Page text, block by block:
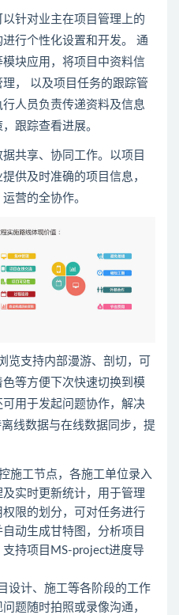
针对业主在项目管理上的
行个性化设置和开发。 通
块应用，将项目中资料信
， 以及项目任务的跟踪管
人员负责传递资料及信息
跟踪查看进展。
共享、协同工作。以项目
供及时准确的项目信息，
营的全协作。
览支持内部漫游、剖切，可
等方便下次快速切换到模
用于发起问题协作，解决
线数据与在线数据同步，提
施工节点，各施工单位录入
实时更新统计，用于管理
限的划分，可对任务进行
动生成甘特图，分析项目
持项目MS-project进度导
设计、施工等各阶段的工作
题随时拍照或录像沟通，